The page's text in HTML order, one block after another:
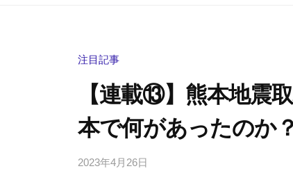
注目記事
【連載⑬】熊本地震
本で何があったのか？
2023年4月26日